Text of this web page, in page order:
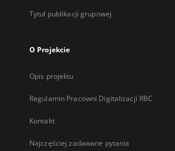
Tytuł publikacji grupowej
O Projekcie
Opis projektu
Regulamin Pracowni Digitalizacji RBC
Kontakt
Najczęściej zadawane pytania